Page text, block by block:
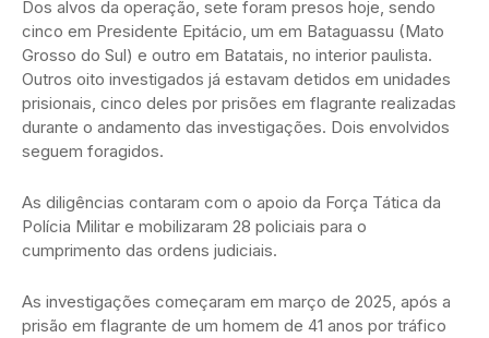
Dos alvos da operação, sete foram presos hoje, sendo
cinco em Presidente Epitácio, um em Bataguassu (Mato
Grosso do Sul) e outro em Batatais, no interior paulista.
Outros oito investigados já estavam detidos em unidades
prisionais, cinco deles por prisões em flagrante realizadas
durante o andamento das investigações. Dois envolvidos
seguem foragidos.
As diligências contaram com o apoio da Força Tática da
Polícia Militar e mobilizaram 28 policiais para o
cumprimento das ordens judiciais.
As investigações começaram em março de 2025, após a
prisão em flagrante de um homem de 41 anos por tráfico